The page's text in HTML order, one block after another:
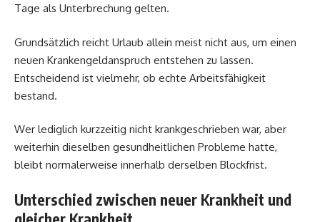
Tage als Unterbrechung gelten.
Grundsätzlich reicht Urlaub allein meist nicht aus, um einen
neuen Krankengeldanspruch entstehen zu lassen.
Entscheidend ist vielmehr, ob echte Arbeitsfähigkeit
bestand.
Wer lediglich kurzzeitig nicht krankgeschrieben war, aber
weiterhin dieselben gesundheitlichen Probleme hatte,
bleibt normalerweise innerhalb derselben Blockfrist.
Unterschied zwischen neuer Krankheit und